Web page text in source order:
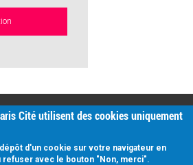
Cité utilisent des cookies uniquement
d'un cookie sur votre navigateur en
refuser avec le bouton "Non, merci".